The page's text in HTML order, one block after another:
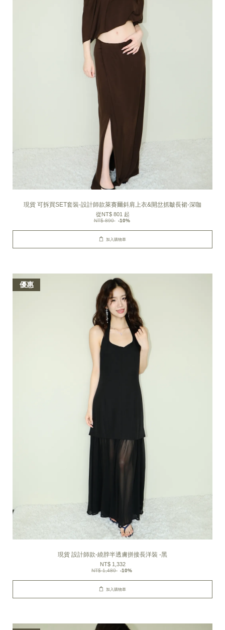
現貨 可拆買SET套裝-設計師款萊賽爾斜肩上衣&開岔抓皺長裙-深咖
從NT$ 801 起
NT$ 890 -10%
加入購物車
優惠
現貨 設計師款-繞脖半透膚拼接長洋裝 -黑
NT$ 1,332
NT$ 1,480 -10%
加入購物車